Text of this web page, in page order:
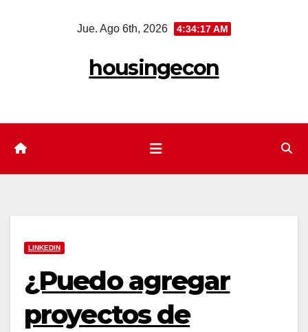
Jue. Ago 6th, 2026 4:34:18 AM
housingecon
LINKEDIN
¿Puedo agregar
proyectos de